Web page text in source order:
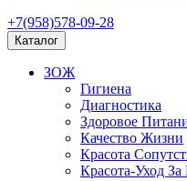
+7(958)578-09-28
Каталог
ЗОЖ
Гигиена
Диагностика
Здоровое
Качество Жизни
Красота
Красота-Уход